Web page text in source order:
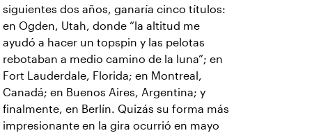
siguientes dos años, ganaría cinco títulos:
en Ogden, Utah, donde “la altitud me
ayudó a hacer un topspin y las pelotas
rebotaban a medio camino de la luna”; en
Fort Lauderdale, Florida; en Montreal,
Canadá; en Buenos Aires, Argentina; y
finalmente, en Berlín. Quizás su forma más
impresionante en la gira ocurrió en mayo